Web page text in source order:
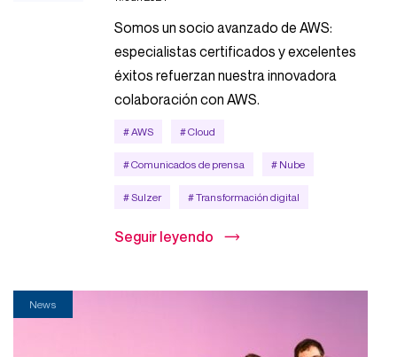
Somos un socio avanzado de AWS:
especialistas certificados y excelentes
éxitos refuerzan nuestra innovadora
colaboración con AWS.
# AWS # Cloud
# Comunicados de prensa # Nube
# Sulzer # Transformación digital
Seguir leyendo
News